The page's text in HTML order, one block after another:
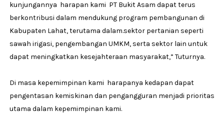
kunjungannya harapan kami PT Bukit Asam dapat terus
berkontribusi dalam mendukung program pembangunan di
Kabupaten Lahat, terutama dalam.sektor pertanian seperti
sawah irigasi, pengembangan UMKM, serta sektor lain untuk
dapat meningkatkan kesejahteraan masyarakat,” Tuturnya.
Di masa kepemimpinan kami harapanya kedapan dapat
pengentasan kemiskinan dan pengangguran menjadi prioritas
utama dalam kepemimpinan kami.